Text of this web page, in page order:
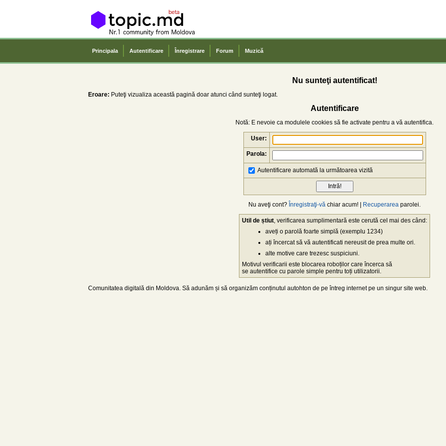
Principala Autentificare Înregistrare Forum Muzică
Nu sunteţi autentificat!
Eroare: Puteţi vizualiza această pagină doar atunci când sunteţi logat.
Autentificare
Notă: E nevoie ca modulele cookies să fie activate pentru a vă autentifica.
User:
Parola:
Autentificare automată la următoarea vizită
Nu aveţi cont? Înregistraţi-vă chiar acum! | Recuperarea parolei.
Util de știut , verificarea sumplimentară este cerută cel mai des când:
aveți o parolă foarte simplă (exemplu 1234)
ați încercat să vă autentificati nereusit de prea multe ori.
alte motive care trezesc suspiciuni.
Motivul verificarii este blocarea roboților care încerca să
se autentifice cu parole simple pentru toți utilizatorii.
Comunitatea digitală din Moldova. Să adunăm și să organizăm conținutul autohton de pe întreg internet pe un singur site web.